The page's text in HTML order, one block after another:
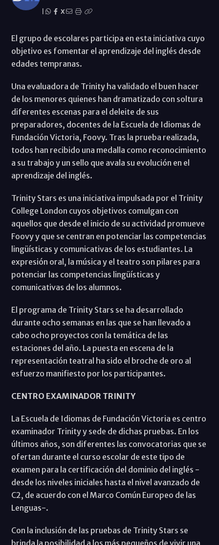
X
El grupo de escolares participa en esta iniciativa cuyo
objetivo es fomentar el aprendizaje del inglés desde
edades tempranas.
Una evaluadora de Trinity ha validado el buen hacer
de los menores quienes han dramatizado con soltura
diferentes escenas para el deleite de sus
preparadores, docentes de la Escuela de Idiomas de
Fundación Victoria, Foovy. Tras la prueba realizada,
todos han recibido una medalla como reconocimiento
a su trabajo y un sello que avala su evolución en el
aprendizaje del inglés.
Trinity Stars es una iniciativa impulsada por el Trinity
College London cuyos objetivos comulgan con
aquellos que desde el inicio de su actividad promueve
Foovy y que se centran en potenciar las competencias
lingüísticas y comunicativas de los estudiantes. La
expresión oral, la música y el teatro son pilares para
potenciar las competencias lingüísticas y
comunicativas de los alumnos.
El programa de Trinity Stars se ha desarrollado
durante ocho semanas en las que se han llevado a
cabo ocho proyectos con la temática de las
estaciones del año. La puesta en escena de la
representación teatral ha sido el broche de oro al
esfuerzo manifiesto por los participantes.
CENTRO EXAMINADOR TRINITY
La Escuela de Idiomas de Fundación Victoria es centro
examinador Trinity y sede de dichas pruebas. En los
últimos años, son diferentes las convocatorias que se
ofertan durante el curso escolar de este tipo de
examen para la certificación del dominio del inglés -
desde los niveles iniciales hasta el nivel avanzado de
C2, de acuerdo con el Marco Común Europeo de las
Lenguas-.
Con la inclusión de las pruebas de Trinity Stars se
brinda la posibilidad a los más pequeños de vivir una